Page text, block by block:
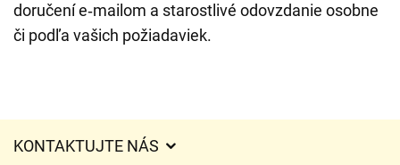
doručení e‑mailom a starostlivé odovzdanie osobne
či podľa vašich požiadaviek.
KONTAKTUJTE NÁS